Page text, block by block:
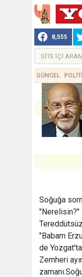
8,555
GÜNCEL
Soğuğa
"Nerelisin?"
"Babam
de
Zemheri